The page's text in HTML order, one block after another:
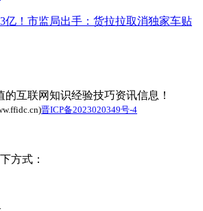
亿！市监局出手：货拉拉取消独家车贴
互联网知识经验技巧资讯信息！
晋ICP备2023020349号-4
方式：